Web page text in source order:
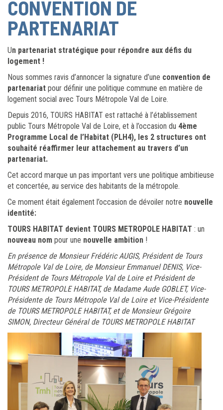
CONVENTION DE
PARTENARIAT
Un partenariat stratégique pour répondre aux défis du
logement !
Nous sommes ravis d’annoncer la signature d’une convention de
partenariat pour définir une politique commune en matière de
logement social avec Tours Métropole Val de Loire.
Depuis 2016, TOURS HABITAT est rattaché à l’établissement
public Tours Métropole Val de Loire, et à l’occasion du 4ème
Programme Local de l’Habitat (PLH4), les 2 structures ont
souhaité réaffirmer leur attachement au travers d’un
partenariat.
Cet accord marque un pas important vers une politique ambitieuse
et concertée, au service des habitants de la métropole.
Ce moment était également l’occasion de dévoiler notre nouvelle
identité:
TOURS HABITAT devient TOURS METROPOLE HABITAT : un
nouveau nom pour une nouvelle ambition !
En présence de Monsieur Frédéric AUGIS, Président de Tours
Métropole Val de Loire, de Monsieur Emmanuel DENIS, Vice-
Président de Tours Métropole Val de Loire et Président de
TOURS METROPOLE HABITAT, de Madame Aude GOBLET, Vice-
Présidente de Tours Métropole Val de Loire et Vice-Présidente
de TOURS METROPOLE HABITAT, et de Monsieur Grégoire
SIMON, Directeur Général de TOURS METROPOLE HABITAT